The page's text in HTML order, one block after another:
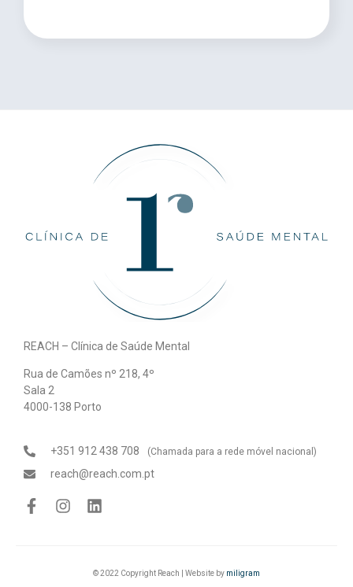
+351 912 438 708 (Chamada para a rede móvel nacional)
reach@reach.com.pt
REACH – Clínica de Saúde Mental
Rua de Camões nº 218, 4º
Sala 2
4000-138 Porto
© 2022 Copyright Reach | Website by miligram